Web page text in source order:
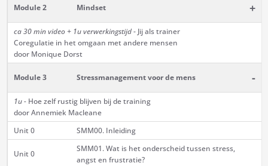
Module 2 Mindset +
ca 30 min video + 1u verwerkingstijd- Jij als trainer
Coregulatie in het omgaan met andere mensen
door Monique Dorst
Module 3 Stressmanagement voor de mens -
1u -Hoe zelf rustig blijven bij de training
door Annemiek Macleane
Unit 0
SMM00. Inleiding
Unit 0
SMM01. Wat is het onderscheid tussen stress,
angst en frustratie?